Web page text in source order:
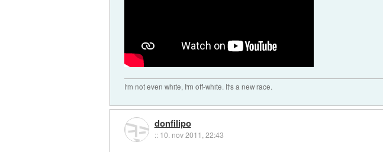
I'm not even white, I'm off-white. It's a new race.
donfilipo
:: 10. nov 2011, 22:43